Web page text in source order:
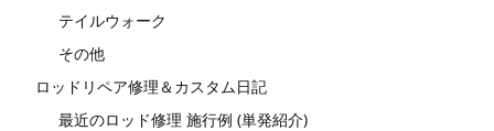
テイルウォーク
その他
ロッドリペア修理＆カスタム日記
最近のロッド修理 施行例 (単発紹介)